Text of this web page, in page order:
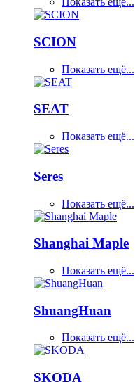
SCION
Показать ещё...
SEAT
Показать ещё...
Seres
Показать ещё...
Shanghai Maple
Показать ещё...
ShuangHuan
Показать ещё...
SKODA